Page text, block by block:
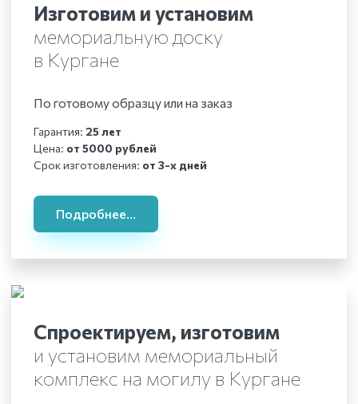
Изготовим и установим
мемориальную доску
в Кургане
По готовому образцу или на заказ
Гарантия: 25 лет
Цена: от 5000 рублей
Срок изготовления: от 3-х дней
Подробнее...
Спроектируем, изготовим
и установим мемориальный
комплекс на могилу в Кургане